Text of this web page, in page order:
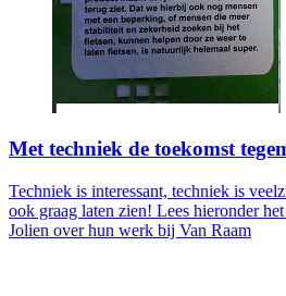
Met techniek de toekomst
Techniek is interessant, techniek is
ook graag laten zien! Lees hieronder
Jolien over hun werk bij Van Raam